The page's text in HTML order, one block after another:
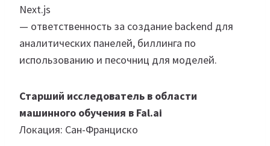
Next.js
— ответственность за создание backend для
аналитических панелей, биллинга по
использованию и песочниц для моделей.
Старший исследователь в области
машинного обучения в Fal.ai
Локация: Сан-Франциско